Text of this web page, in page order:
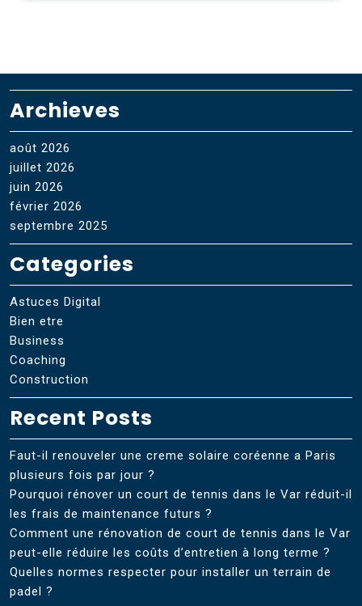
Archieves
août 2026
juillet 2026
juin 2026
février 2026
septembre 2025
Categories
Astuces Digital
Bien etre
Business
Coaching
Construction
Recent Posts
Faut-il renouveler une creme solaire coréenne a Paris
plusieurs fois par jour ?
Pourquoi rénover un court de tennis dans le Var réduit-il
les frais de maintenance futurs ?
Comment une rénovation de court de tennis dans le Var
peut-elle réduire les coûts d’entretien à long terme ?
Quelles normes respecter pour installer un terrain de
padel ?